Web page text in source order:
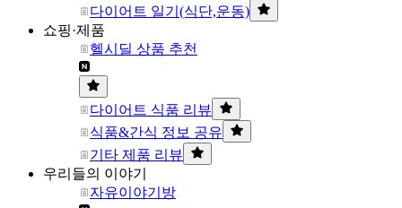
다이어트 일기(식단,운동)
쇼핑·제품
헬시딜 상품 추천
다이어트 식품 리뷰
식품&간식 정보 공유
기타 제품 리뷰
우리들의 이야기
자유이야기방